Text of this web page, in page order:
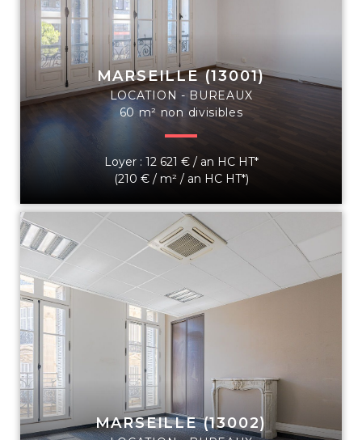
MARSEILLE (13001)
LOCATION - BUREAUX
60 m² non divisibles
Loyer : 12 621 € / an HC HT*
(210 € / m² / an HC HT*)
MARSEILLE (13002)